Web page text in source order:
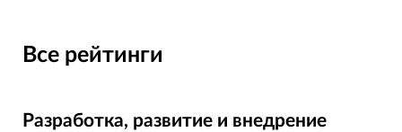
Все рейтинги
Разработка, развитие и внедрение